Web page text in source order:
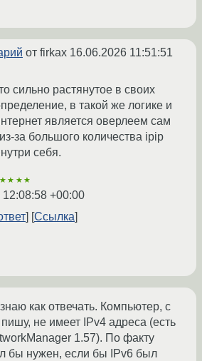
от firkax 16.06.2026 11:51:51
сильно растянутое в своих
в такой же логике и
является оверлеем сам
за большого количества ipip
себя.
+00:00
Ссылка
как отвечать. Компьютер, с
пишу, не имеет IPv4 адреса (есть
1.57). По факту
бы нужен, если бы IPv6 был